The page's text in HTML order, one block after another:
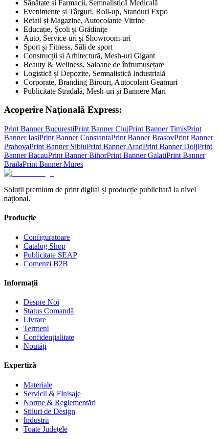
Sănătate și Farmacii, Semnalistică Medicală
Evenimente și Târguri, Roll-up, Standuri Expo
Retail și Magazine, Autocolante Vitrine
Educație, Școli și Grădinițe
Auto, Service-uri și Showroom-uri
Sport și Fitness, Săli de sport
Construcții și Arhitectură, Mesh-uri Gigant
Beauty & Wellness, Saloane de înfrumusețare
Logistică și Depozite, Semnalistică Industrială
Corporate, Branding Birouri, Autocolant Geamuri
Publicitate Stradală, Mesh-uri și Bannere Mari
Acoperire Națională Express:
Print BannerBucurestiPrint BannerClujPrint BannerTimisPrint
BannerIasiPrint BannerConstantaPrint BannerBrasovPrint Banner
PrahovaPrint Banner SibiuPrint BannerAradPrint BannerDoljPrint
BannerBacauPrint BannerBihorPrint BannerGalatiPrint Banner
BrailaPrint BannerMures
Soluții premium de print digital și producție publicitară la nivel
național.
Producție
Configuratoare
Catalog Shop
Publicitate SEAP
Comenzi B2B
Informații
Despre Noi
Status Comandă
Livrare
Termeni
Confidențialitate
Noutăți
Expertiză
Materiale
Servicii & Finisaje
Norme & Reglementări
Stiluri de Design
Industrii
Toate Județele